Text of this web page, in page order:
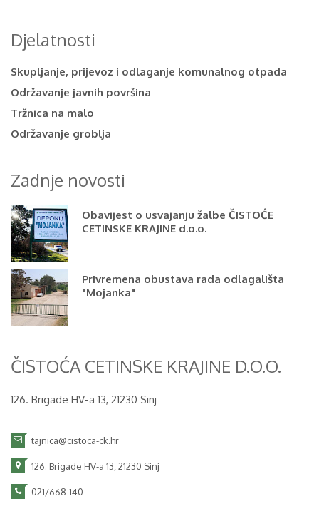
Djelatnosti
Skupljanje, prijevoz i odlaganje komunalnog otpada
Održavanje javnih površina
Tržnica na malo
Održavanje groblja
Zadnje novosti
Obavijest o usvajanju žalbe ČISTOĆE
CETINSKE KRAJINE d.o.o.
Privremena obustava rada odlagališta
"Mojanka"
ČISTOĆA CETINSKE KRAJINE D.O.O.
126. Brigade HV-a 13, 21230 Sinj
tajnica@cistoca-ck.hr
126. Brigade HV-a 13, 21230 Sinj
021/668-140